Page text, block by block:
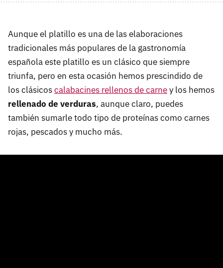
Aunque el platillo es una de las elaboraciones
tradicionales más populares de la gastronomía
española este platillo es un clásico que siempre
triunfa, pero en esta ocasión hemos prescindido de
los clásicoscalabacines rellenos de carney los hemos
rellenado de verduras, aunque claro, puedes
también sumarle todo tipo de proteínas como carnes
rojas, pescados y mucho más.